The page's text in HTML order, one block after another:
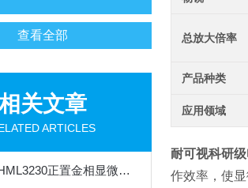
查看全部
关文章
ARTICLES
明慧 MHML3230正置金相显微镜 透明塑料成品及半成品缺陷检测解决方案
总放大倍率
产品种类
应用领域
耐可视科研
作效率，使